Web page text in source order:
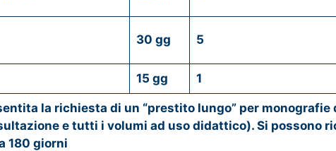
30 gg 5
15 gg 1
la richiesta di un “prestito lungo” per
e tutti i volumi ad uso didattico). Si possono
180 giorni